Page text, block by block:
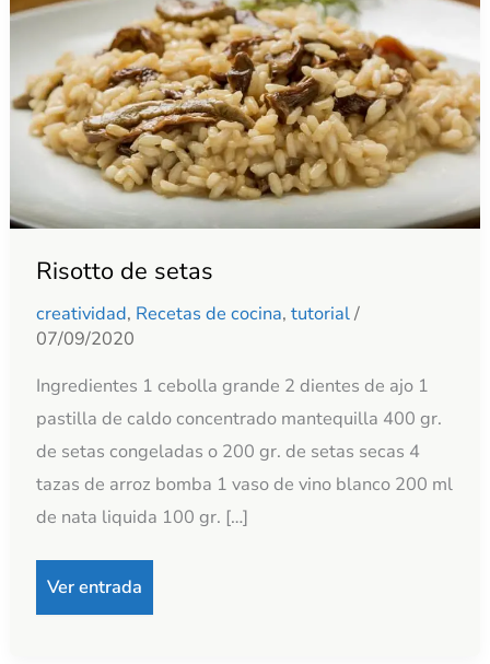
Risotto de setas
creatividad, Recetas de cocina,tutorial/
07/09/2020
Ingredientes 1 cebolla grande 2 dientes de ajo 1
pastilla de caldo concentrado mantequilla 400 gr.
de setas congeladas o 200 gr. de setas secas 4
tazas de arroz bomba 1 vaso de vino blanco 200 ml
de nata liquida 100 gr. […]
Ver entrada